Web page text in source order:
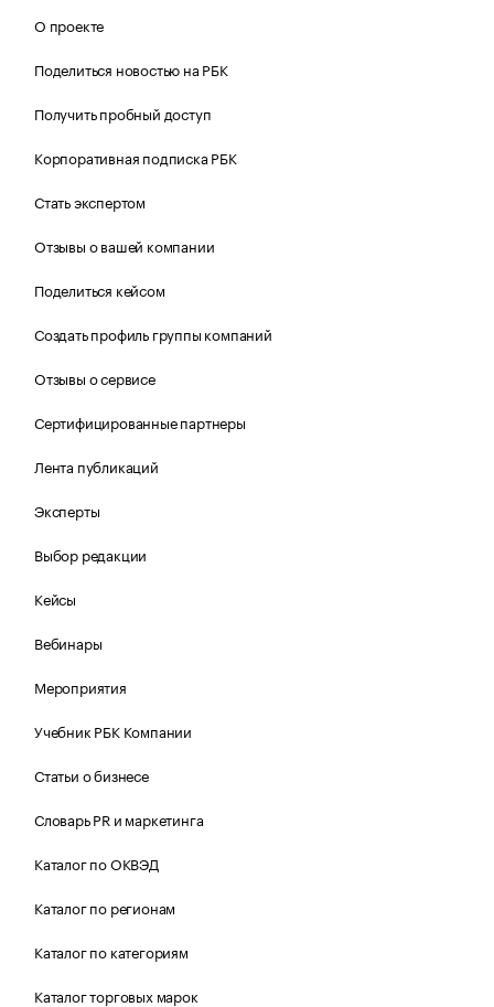
О проекте
Поделиться новостью на РБК
Получить пробный доступ
Корпоративная подписка РБК
Стать экспертом
Отзывы о вашей компании
Поделиться кейсом
Создать профиль группы компаний
Отзывы о сервисе
Сертифицированные партнеры
Лента публикаций
Эксперты
Выбор редакции
Кейсы
Вебинары
Мероприятия
Учебник РБК Компании
Статьи о бизнесе
Словарь PR и маркетинга
Каталог по ОКВЭД
Каталог по регионам
Каталог по категориям
Каталог торговых марок